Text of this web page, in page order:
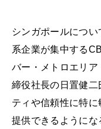
シンガポールにつ
系企業が集中する
バー・メトロエリ
締役社長の日置健二
ティや信頼性に特
提供できるように